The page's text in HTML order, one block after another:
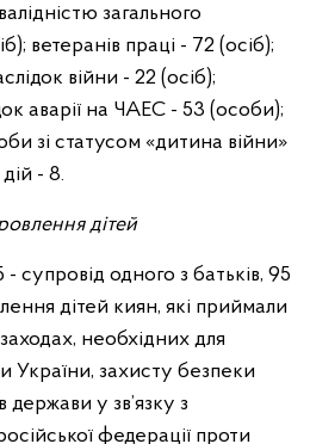
загального
ветеранів праці - 72 (осіб);
війни - 22 (осіб);
аварії на ЧАЕС - 53 (особи);
зі статусом «дитина війни»
- 8.
дітей
супровід одного з батьків, 95
дітей киян, які приймали
необхідних для
України, захисту безпеки
держави у зв’язку з
федерації проти